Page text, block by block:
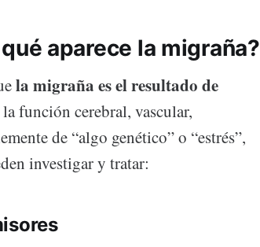
aparece la migraña?
la migraña es el resultado de
función cerebral, vascular,
de “algo genético” o “estrés”,
investigar y tratar: